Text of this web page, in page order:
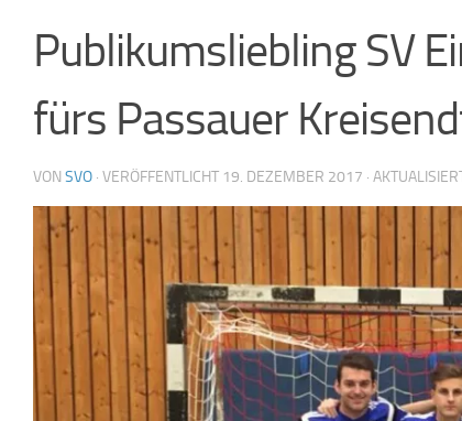
Publikumsliebling SV
fürs Passauer
VON SVO · VERÖFFENTLICHT 19. DEZEMBER 2017 ·